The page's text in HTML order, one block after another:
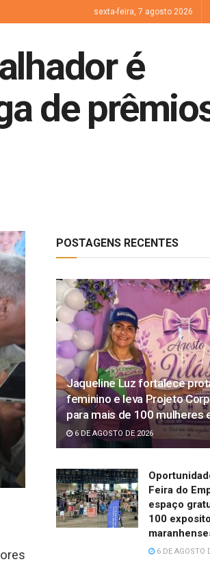
sexta-feira, 7 agosto 2026
é
de
POSTAGENS RECENTES
Jaqueline Luz fortalece
feminino e leva Projeto
para mais de 100 mulheres
6 DE AGOSTO DE 2026
Feira do
espaço
100
6 DE AGOSTO